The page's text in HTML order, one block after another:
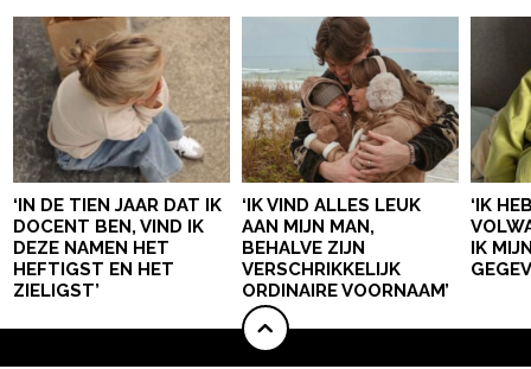
‘IN DE TIEN JAAR DAT IK
DOCENT BEN, VIND IK
DEZE NAMEN HET
HEFTIGST EN HET
ZIELIGST’
‘IK VIND ALLES LEUK
AAN MIJN MAN,
BEHALVE ZIJN
VERSCHRIKKELIJK
ORDINAIRE VOORNAAM’
‘IK
IK